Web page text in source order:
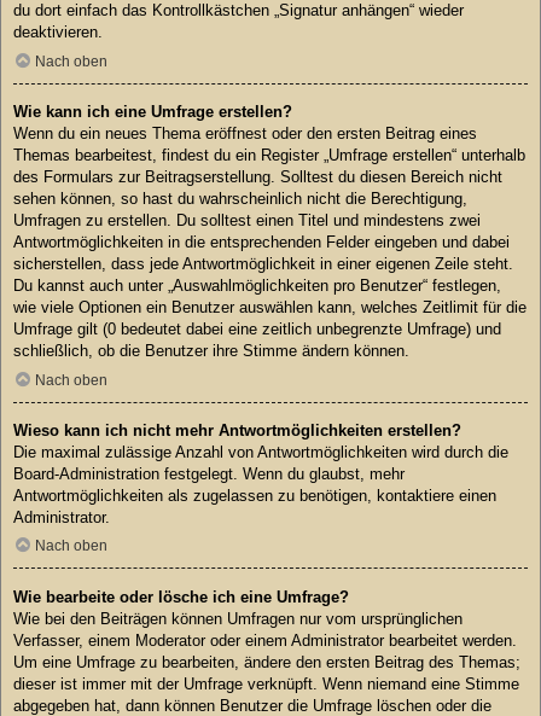
du dort einfach das Kontrollkästchen „Signatur anhängen“ wieder
deaktivieren.
Nach oben
Wie kann ich eine Umfrage erstellen?
Wenn du ein neues Thema eröffnest oder den ersten Beitrag eines
Themas bearbeitest, findest du ein Register „Umfrage erstellen“ unterhalb
des Formulars zur Beitragserstellung. Solltest du diesen Bereich nicht
sehen können, so hast du wahrscheinlich nicht die Berechtigung,
Umfragen zu erstellen. Du solltest einen Titel und mindestens zwei
Antwortmöglichkeiten in die entsprechenden Felder eingeben und dabei
sicherstellen, dass jede Antwortmöglichkeit in einer eigenen Zeile steht.
Du kannst auch unter „Auswahlmöglichkeiten pro Benutzer“ festlegen,
wie viele Optionen ein Benutzer auswählen kann, welches Zeitlimit für die
Umfrage gilt (0 bedeutet dabei eine zeitlich unbegrenzte Umfrage) und
schließlich, ob die Benutzer ihre Stimme ändern können.
Nach oben
Wieso kann ich nicht mehr Antwortmöglichkeiten erstellen?
Die maximal zulässige Anzahl von Antwortmöglichkeiten wird durch die
Board-Administration festgelegt. Wenn du glaubst, mehr
Antwortmöglichkeiten als zugelassen zu benötigen, kontaktiere einen
Administrator.
Nach oben
Wie bearbeite oder lösche ich eine Umfrage?
Wie bei den Beiträgen können Umfragen nur vom ursprünglichen
Verfasser, einem Moderator oder einem Administrator bearbeitet werden.
Um eine Umfrage zu bearbeiten, ändere den ersten Beitrag des Themas;
dieser ist immer mit der Umfrage verknüpft. Wenn niemand eine Stimme
abgegeben hat, dann können Benutzer die Umfrage löschen oder die